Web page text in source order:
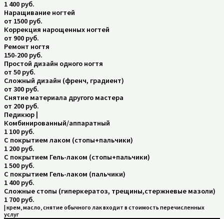
1 400 руб.
Наращивание ногтей
от 1500 руб.
Коррекция нарощенных ногтей
от 900 руб.
Ремонт ногтя
150-200 руб.
Простой дизайн одного ногтя
от 50 руб.
Сложный дизайн (френч, градиент)
от 300 руб.
Снятие материала другого мастера
от 200 руб.
Педикюр |
Комбинированный/аппаратный
1 100 руб.
С покрытием лаком (стопы+пальчики)
1 200 руб.
С покрытием Гель-лаком (стопы+пальчики)
1 500 руб.
С покрытием Гель-лаком (пальчики)
1 400 руб.
Сложные стопы (гиперкератоз, трещины,стержневые мазоли)
1 700 руб.
| крем, масло, снятие обычного лак входит в стоимость перечисленных
услуг